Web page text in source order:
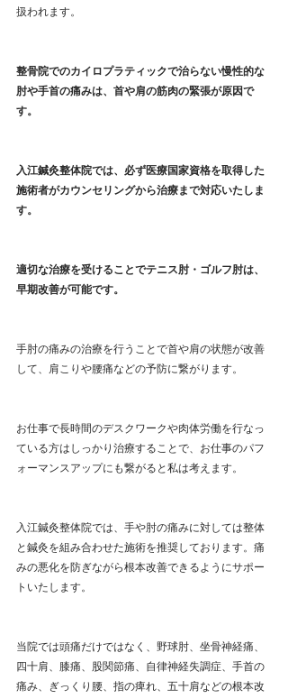
扱われます。
整骨院でのカイロプラティックで治らない慢性的な
肘や手首の痛みは、首や肩の筋肉の緊張が原因で
す。
入江鍼灸整体院では、必ず医療国家資格を取得した
施術者がカウンセリングから治療まで対応いたしま
す。
適切な治療を受けることでテニス肘・ゴルフ肘は、
早期改善が可能です。
手肘の痛みの治療を行うことで首や肩の状態が改善
して、肩こりや腰痛などの予防に繋がります。
お仕事で長時間のデスクワークや肉体労働を行なっ
ている方はしっかり治療することで、お仕事のパフ
ォーマンスアップにも繋がると私は考えます。
入江鍼灸整体院では、手や肘の痛みに対しては整体
と鍼灸を組み合わせた施術を推奨しております。痛
みの悪化を防ぎながら根本改善できるようにサポー
トいたします。
当院では頭痛だけではなく、野球肘、坐骨神経痛、
四十肩、膝痛、股関節痛、自律神経失調症、手首の
痛み、ぎっくり腰、指の痺れ、五十肩などの根本改